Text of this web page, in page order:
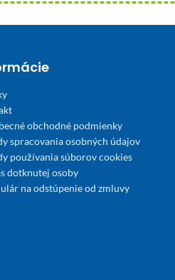
obchodné podmienky
spracovania osobných údajov
používania súborov cookies
dotknutej osoby
na odstúpenie od zmluvy